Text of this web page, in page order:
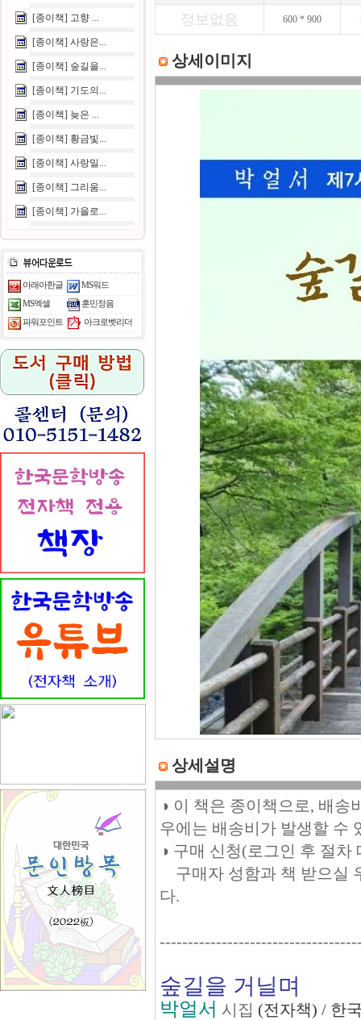
[종이책] 고향 ...
[종이책] 사랑은...
[종이책] 숲길을...
[종이책] 기도의...
[종이책] 늦은 ...
[종이책] 황금빛...
[종이책] 사랑밀...
[종이책] 그리움...
[종이책] 가을로...
아래아한글 MS워드
MS엑셀 훈민정음
파워포인트 아크로벳리더
정보없음 600 * 900
상세이미지
상세설명
◑ 이 책은 종이책으로, 배송
우에는 배송비가 발생할 수
◑ 구매 신청(로그인 후 절
구매자 성함과 책 받으실
다.
숲길을 거닐며
박얼서 시집 (전자책) / 한